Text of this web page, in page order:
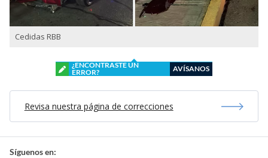
Cedidas RBB
¿ENCONTRASTE UN
ERROR?
AVÍSANOS
Revisa nuestra página de correcciones
Síguenos en: